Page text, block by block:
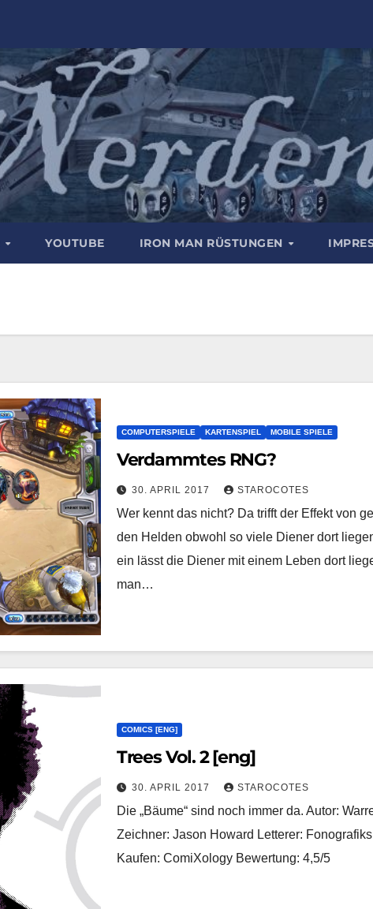
YOUTUBE IRON MAN RÜSTUNGEN
COMPUTERSPIELE KARTENSPIEL MOBILE SPIELE
Verdammtes RNG?
30. APRIL 2017 STAROCOTES
Wer kennt das nicht? Da trifft der Effekt von
den Helden obwohl so viele Diener dort
ein lässt die Diener mit einem Leben dort
man…
COMICS [ENG]
Trees Vol. 2 [eng]
30. APRIL 2017 STAROCOTES
Die „Bäume“ sind noch immer da. Autor:
Zeichner: Jason Howard Letterer: Fonografiks
Kaufen: ComiXology Bewertung: 4,5/5